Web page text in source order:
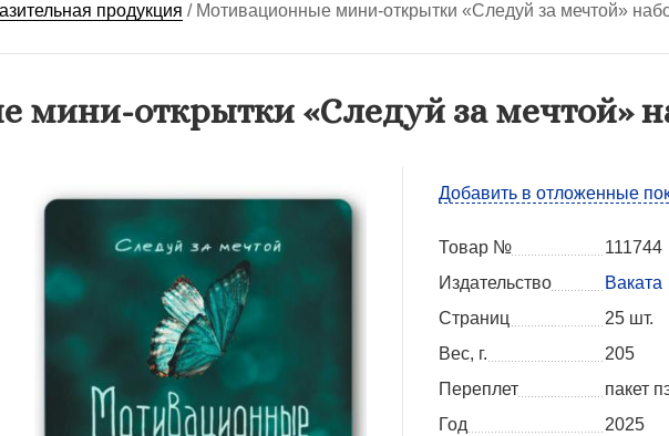
продукция / Мотивационные мини-открытки «Следуй за мечтой»
мини-открытки «Следуй за мечтой»
Добавить в отложенные
Товар №
111744
Издательство
Ваката
Страниц
25 шт.
Вес, г.
205
Переплет
пакет
Год
2025